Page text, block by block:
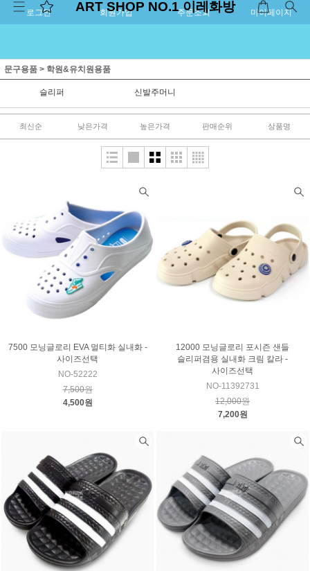
로그인 회원가입 주문조회 마이페이지
ART SHOP NO.1 이레화방
문구용품 > 학원&유치원용품
슬리퍼 신발주머니
최신순 낮은가격 높은가격 판매순위 상품명
7500 모닝글로리 EVA 멀티화 실내화 -
사이즈선택
NO-52222
7,500원
4,500원
12000 모닝글로리 포시즌 샌들
슬리퍼겸용 실내화 크림 칼라 -
사이즈선택
NO-11392731
12,000원
7,200원